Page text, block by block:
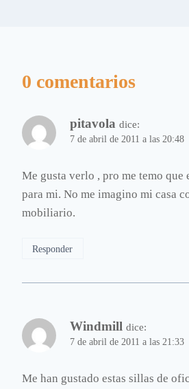
0 comentarios
pitavola dice:
7 de abril de 2011 a las 20:48
Me gusta verlo , pro me temo que
para mi. No me imagino mi casa
mobiliario.
Responder
Windmill dice:
7 de abril de 2011 a las 21:33
Me han gustado estas sillas de